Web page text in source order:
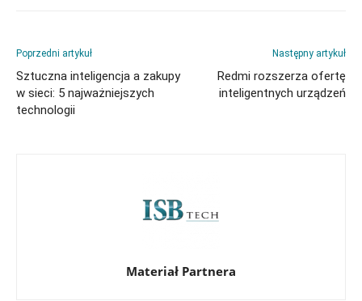
Poprzedni artykuł
Sztuczna inteligencja a zakupy
w sieci: 5 najważniejszych
technologii
Następny artykuł
Redmi rozszerza ofertę
inteligentnych urządzeń
Materiał Partnera